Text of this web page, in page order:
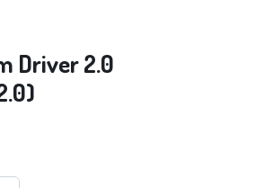
Driver 2.0